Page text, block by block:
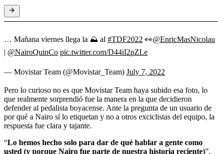
… Mañana viernes llega la ⛰ al #TDF2022 👀@EnricMasNicolau
| @NairoQuinCo pic.twitter.com/D44iI2pZLe
— Movistar Team (@Movistar_Team) July 7, 2022
Pero lo curioso no es que Movistar Team haya subido esa foto, lo
que realmente sorprendió fue la manera en la que decidieron
defender al pedalista boyacense. Ante la pregunta de un usuario de
por qué a Nairo sí lo etiquetan y no a otros exciclistas del equipo, la
respuesta fue clara y tajante.
“Lo hemos hecho solo para dar de qué hablar a gente como
usted (y porque Nairo fue parte de nuestra historia reciente)”,